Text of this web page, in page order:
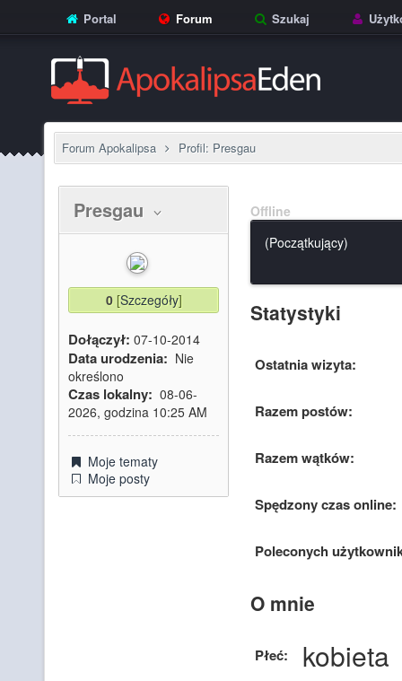
Portal Forum Szukaj
Forum Apokalipsa Profil: Presgau
Presgau
0 [Szczegóły]
Dołączył: 07-10-2014
Data urodzenia: Nie
określono
Czas lokalny: 08-06-
2026, godzina 10:25 AM
Moje tematy
Moje posty
Offline
(Początkujący)
Statystyki
Ostatnia wizyta:
Razem postów:
Razem wątków:
Spędzony czas online:
Poleconych
O mnie
Płeć: kobieta